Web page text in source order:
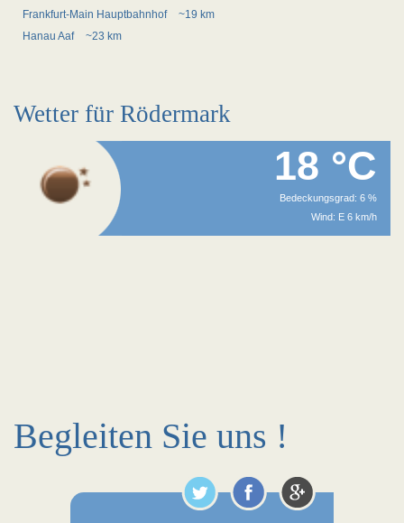
Frankfurt-Main Hauptbahnhof
~19 km
Hanau Aaf
~23 km
Wetter für Rödermark
18 °C
Bedeckungsgrad: 6 %
Wind: E 6 km/h
Begleiten Sie uns !